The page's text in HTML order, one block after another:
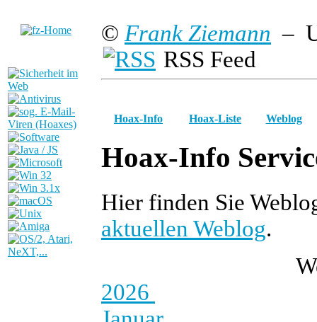
© Frank Ziemann –
RSS Feed
Hoax-Info Hoax-Liste Weblog
Hoax-Info
Hier finden Sie
aktuellen Weblog.
2026